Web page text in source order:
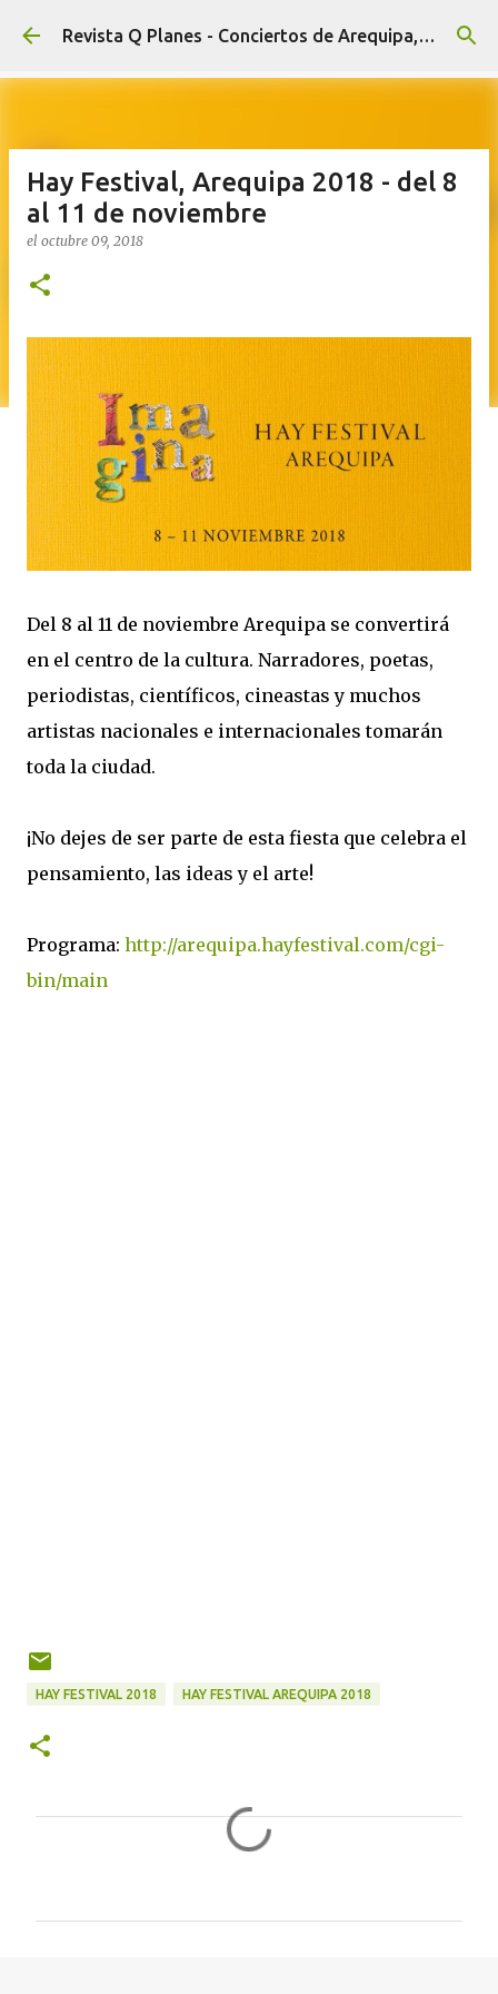
Ir al contenido principal Revista Q Planes - Conciertos de Arequipa, fiestas, eventos y Cultura
Hay Festival, Arequipa 2018 - del 8
al 11 de noviembre
el octubre 09, 2018
Del 8 al 11 de noviembre Arequipa se convertirá
en el centro de la cultura. Narradores, poetas,
periodistas, científicos, cineastas y muchos
artistas nacionales e internacionales tomarán
toda la ciudad.
¡No dejes de ser parte de esta fiesta que celebra el
pensamiento, las ideas y el arte!
Programa: http://arequipa.hayfestival.com/cgi-
bin/main
HAY FESTIVAL 2018 HAY FESTIVAL AREQUIPA 2018